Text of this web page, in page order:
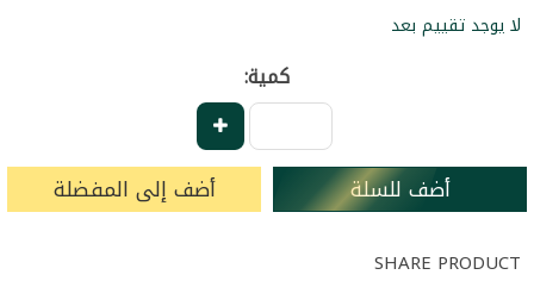
لا يوجد تقييم بعد
كمية:
أضف للسلة أضف إلى المفضلة
SHARE PRODUCT